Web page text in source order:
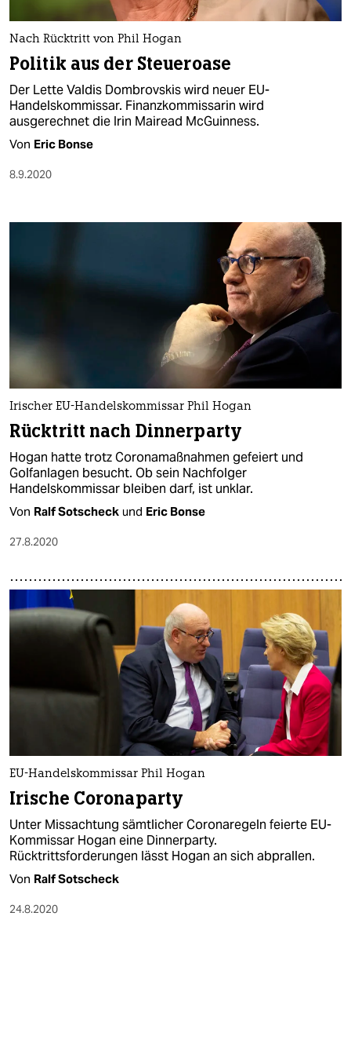
nord
wahrheit
verlag
verlag
veranstaltungen
epaper login
Nach Rücktritt von Phil Hogan
Politik aus der Steueroase
Der Lette Valdis Dombrovskis wird neuer EU-
Handelskommissar. Finanzkommissarin wird
ausgerechnet die Irin Mairead McGuinness.
Von Eric Bonse
8.9.2020
Irischer EU-Handelskommissar Phil Hogan
Rücktritt nach Dinnerparty
Hogan hatte trotz Coronamaßnahmen gefeiert und
Golfanlagen besucht. Ob sein Nachfolger
Handelskommissar bleiben darf, ist unklar.
Von Ralf Sotscheck und Eric Bonse
27.8.2020
EU-Handelskommissar Phil Hogan
Irische Coronaparty
Unter Missachtung sämtlicher Coronaregeln feierte EU-
Kommissar Hogan eine Dinnerparty.
Rücktrittsforderungen lässt Hogan an sich abprallen.
Von Ralf Sotscheck
24.8.2020